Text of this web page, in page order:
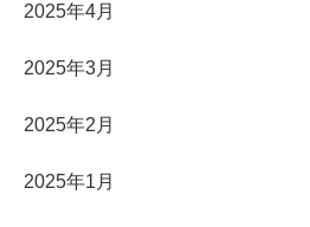
2025年4月
2025年3月
2025年2月
2025年1月